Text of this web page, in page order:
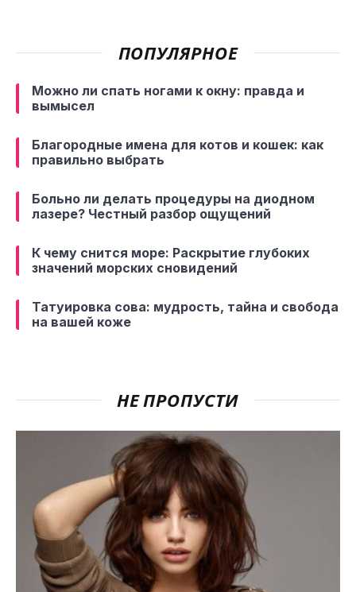
ПОПУЛЯРНОЕ
Можно ли спать ногами к окну: правда и
вымысел
Благородные имена для котов и кошек: как
правильно выбрать
Больно ли делать процедуры на диодном
лазере? Честный разбор ощущений
К чему снится море: Раскрытие глубоких
значений морских сновидений
Татуировка сова: мудрость, тайна и свобода
на вашей коже
НЕ ПРОПУСТИ